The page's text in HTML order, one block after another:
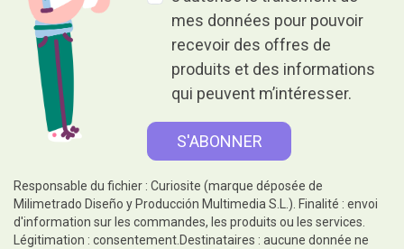
mes données pour pouvoir
recevoir des offres de
produits et des informations
qui peuvent m’intéresser.
Responsable du fichier : Curiosite (marque déposée de
Milimetrado Diseño y Producción Multimedia S.L.). Finalité : envoi
d'information sur les commandes, les produits ou les services.
Légitimation : consentement.Destinataires : aucune donnée ne